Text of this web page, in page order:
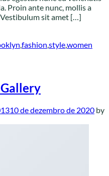
Proin ante nunc, mollis a
sit amet […]
fashion stylewomen
10 de dezembro de 2020 by